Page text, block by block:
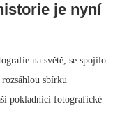
je nyní
na světě, se spojilo
sbírku
pokladnici fotografické